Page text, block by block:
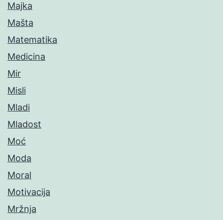
Majka
Mašta
Matematika
Medicina
Mir
Misli
Mladi
Mladost
Moć
Moda
Moral
Motivacija
Mržnja